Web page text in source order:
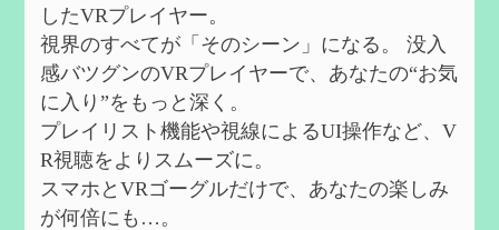
したVRプレイヤー。
視界のすべてが「そのシーン」になる。 没入
感バツグンのVRプレイヤーで、あなたの“お気
に入り”をもっと深く。
プレイリスト機能や視線によるUI操作など、V
R視聴をよりスムーズに。
スマホとVRゴーグルだけで、あなたの楽しみ
が何倍にも…。